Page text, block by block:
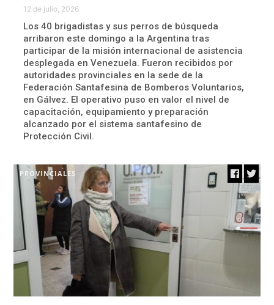
12 de julio, 2026
Los 40 brigadistas y sus perros de búsqueda
arribaron este domingo a la Argentina tras
participar de la misión internacional de asistencia
desplegada en Venezuela. Fueron recibidos por
autoridades provinciales en la sede de la
Federación Santafesina de Bomberos Voluntarios,
en Gálvez. El operativo puso en valor el nivel de
capacitación, equipamiento y preparación
alcanzado por el sistema santafesino de
Protección Civil.
PROVINCIALES